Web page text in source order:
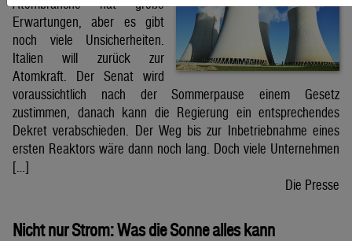
Atombranche hat große
Erwartungen, aber es gibt
noch viele Unsicherheiten.
Italien will zurück zur
Atomkraft. Der Senat wird
voraussichtlich nach der Sommerpause einem Gesetz
zustimmen, danach kann die Regierung ein entsprechendes
Dekret verabschieden. Der Weg bis zur Inbetriebnahme eines
ersten Reaktors wäre dann noch lang. Doch viele Unternehmen
[…]
Die Presse
Nicht nur Strom: Was die Sonne alles kann